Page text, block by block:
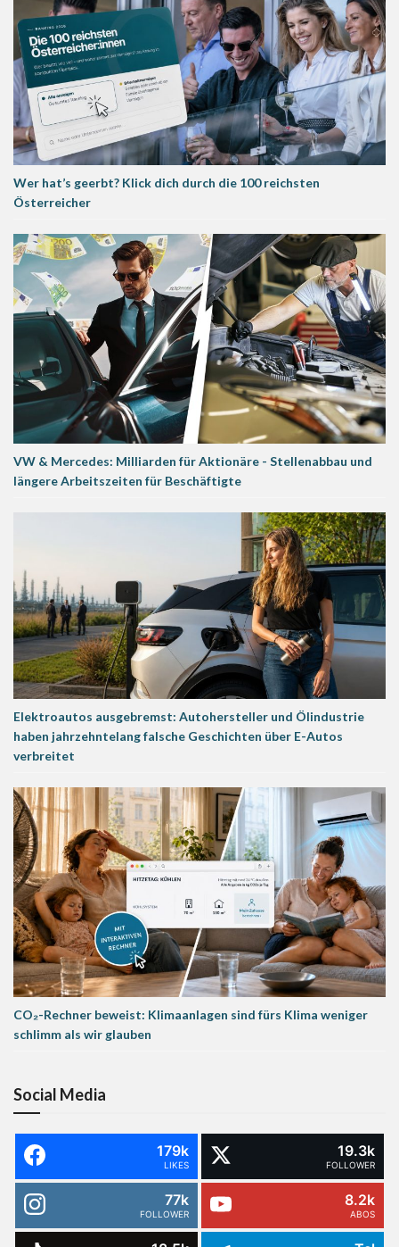
Wer hat’s geerbt? Klick dich durch die 100 reichsten
Österreicher
VW & Mercedes: Milliarden für Aktionäre - Stellenabbau und
längere Arbeitszeiten für Beschäftigte
Elektroautos ausgebremst: Autohersteller und Ölindustrie
haben jahrzehntelang falsche Geschichten über E-Autos
verbreitet
CO₂-Rechner beweist: Klimaanlagen sind fürs Klima weniger
schlimm als wir glauben
Social Media
179k
LIKES
19.3k
FOLLOWER
77k
FOLLOWER
8.2k
ABOS